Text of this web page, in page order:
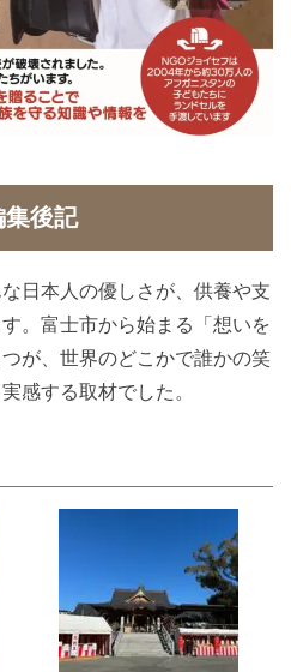
集後記
日本人の優しさが、供養や支
。富士市から始まる「想いを
が、世界のどこかで誰かの笑
感する取材でした。